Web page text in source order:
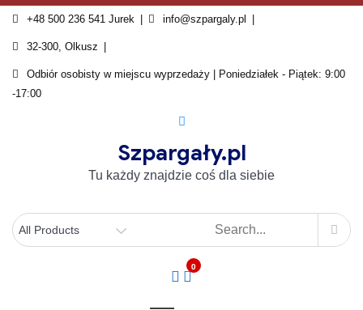
+48 500 236 541 Jurek info@szpargaly.pl
32-300, Olkusz
Odbiór osobisty w miejscu wyprzedaży | Poniedziałek - Piątek: 9:00
-17:00
Szpargały.pl
Tu każdy znajdzie coś dla siebie
0